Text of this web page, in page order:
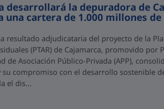
desarrollará la depuradora de
una cartera de 1.000 millones
resultado adjudicataria del proyecto de la
(PTAR) de Cajamarca, promovido por
de Asociación Público-Privada (APP),
su compromiso con el desarrollo sostenible
el dis...